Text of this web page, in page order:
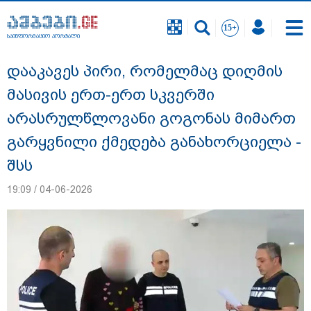
საინფორმაციო პორტალი
გიგა ავალიანის საქმეზე დაკავებულ ორ
არასრულწლოვანს, ნია იმნაძესა და
ანასტასია ბერუაშვილს აღკვეთის
ღონისძიების სახით პატიმრობა
საინფორმაციო პორტალი
დააკავეს პირი, რომელმაც დიღმის
მასივის ერთ-ერთ სკვერში
არასრულწლოვანი გოგონას მიმართ
გარყვნილი ქმედება განახორციელა -
შსს
19:09 / 04-06-2026